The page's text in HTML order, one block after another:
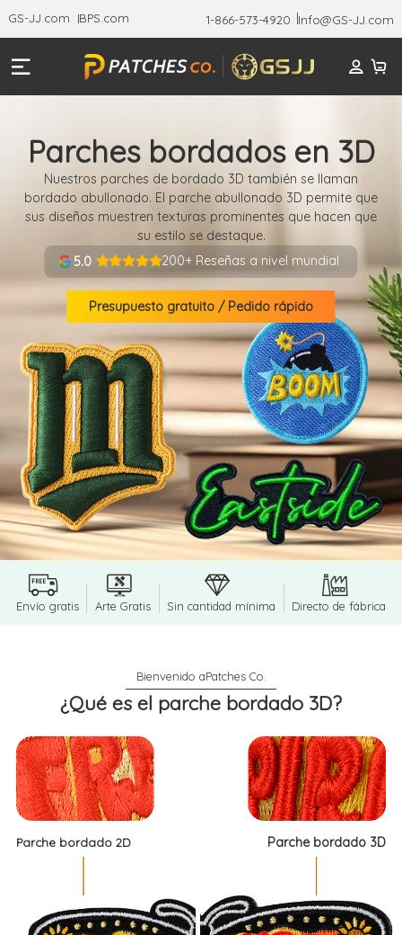
GS-JJ.com BPS.com 1-866-573-4920 Info@GS-JJ.com
Parches bordados en 3D
Nuestros parches de bordado 3D también se llaman
bordado abullonado. El parche abullonado 3D permite que
sus diseños muestren texturas prominentes que hacen que
su estilo se destaque.
5.0
200+ Reseñas a nivel mundial
Presupuesto gratuito / Pedido rápido
Envío gratis Arte Gratis Sin cantidad mínima Directo de fábrica
¿Qué es el parche bordado 3D?
Parche bordado 2D Parche bordado 3D